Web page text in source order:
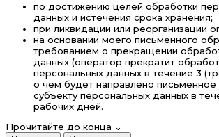
по достижению целей обработки
данных и истечения срока хранения;
при ликвидации или реорганизации
на основании моего письменного
требованием о прекращении
данных (оператор прекратит
персональных данных в течение 3
о чем будет направлено
субъекту персональных данных в
рабочих дней.
Прочитайте до конца ⌄